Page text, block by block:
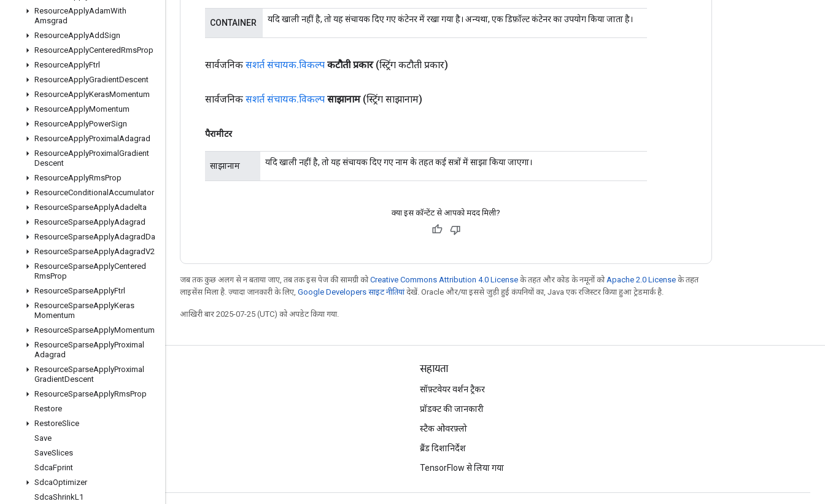
ResourceApplyAdamWith
Amsgrad
ResourceApplyAddSign
ResourceApplyCenteredRmsProp
ResourceApplyFtrl
ResourceApplyGradientDescent
ResourceApplyKerasMomentum
ResourceApplyMomentum
ResourceApplyPowerSign
ResourceApplyProximal Adagrad
ResourceApplyProximal Gradient
Descent
ResourceApplyRmsProp
ResourceConditional Accumulator
ResourceSparseApplyAdadelta
ResourceSparseApplyAdagrad
ResourceSparseApplyAdagradDa
ResourceSparseApplyAdagradV2
ResourceSparseApplyCentered
RmsProp
ResourceSparseApplyFtrl
ResourceSparseApplyKeras
Momentum
ResourceSparseApplyMomentum
ResourceSparseApplyProximal
Adagrad
ResourceSparseApplyProximal
GradientDescent
ResourceSparseApplyRmsProp
Restore
RestoreSlice
Save
SaveSlices
SdcaFprint
SdcaOptimizer
SdcaShrinkL1
CONTAINER यदि खाली नहीं है, तो यह संचायक दिए गए कंटेनर में रखा गया है। अन्यथा, एक डिफ़ॉल्ट कंटेनर का उपयोग किया जाता है।
सार्वजनिक सशर्त संचायक.विकल्प कटौती प्रकार (स्ट्रिंग कटौती प्रकार)
सार्वजनिक सशर्त संचायक.विकल्प साझानाम (स्ट्रिंग साझानाम)
पैरामीटर
साझानाम यदि खाली नहीं है, तो यह संचायक दिए गए नाम के तहत कई सत्रों में साझा किया जाएगा।
क्या इस कॉन्टेंट से आपको मदद मिली?
जब तक कुछ अलग से न बताया जाए, तब तक इस पेज की सामग्री कोCreative Commons Attribution 4.0 License के तहत और कोड के नमूनों को Apache 2.0 License के तहत
लाइसेंस मिला है. ज़्यादा जानकारी के लिए, Google Developers साइट नीतियांदेखें. Oracle और/या इससे जुड़ी हुई कंपनियों का, Java एक रजिस्टर किया हुआ ट्रेडमार्क है.
आखिरी बार 2025-07-25 (UTC) को अपडेट किया गया.
जुड़े रहें
GitHub
Twitter
YouTube
सहायता
सॉफ़्टवेयर वर्शन ट्रैकर
प्रॉडक्ट की जानकारी
स्टैक ओवरफ़्लो
ब्रैंड दिशानिर्देश
TensorFlow से लिया गया